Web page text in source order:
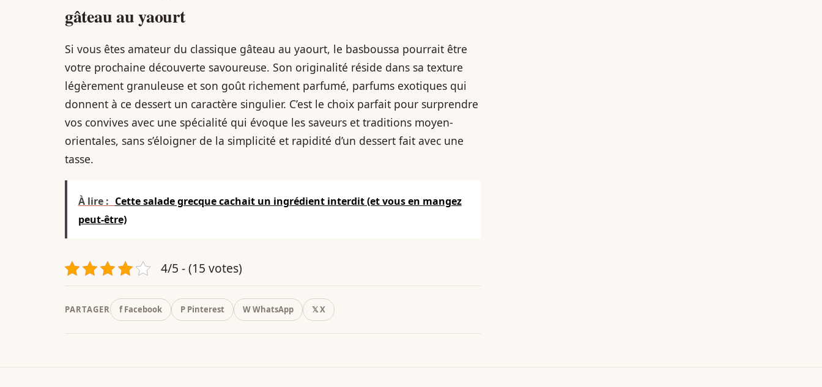
gâteau au yaourt
Si vous êtes amateur du classique gâteau au yaourt, le basboussa pourrait être
votre prochaine découverte savoureuse. Son originalité réside dans sa texture
légèrement granuleuse et son goût richement parfumé, parfums exotiques qui
donnent à ce dessert un caractère singulier. C’est le choix parfait pour surprendre
vos convives avec une spécialité qui évoque les saveurs et traditions moyen-
orientales, sans s’éloigner de la simplicité et rapidité d’un dessert fait avec une
tasse.
À lire : Cette salade grecque cachait un ingrédient interdit (et vous en mangez
peut-être)
4/5 - (15 votes)
PARTAGER f Facebook P Pinterest W WhatsApp 𝕏 X